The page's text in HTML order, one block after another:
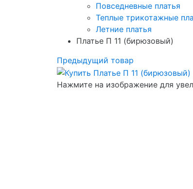
Повседневные платья
Теплые трикотажные
Летние платья
Платье П 11 (бирюзовый)
Предыдущий товар
Нажмите на изображение для